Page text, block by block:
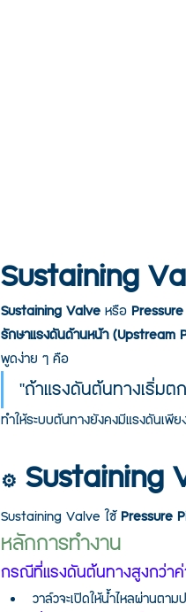
Sustaining
Sustaining Valve หรือ
รักษาแรงดันด้านหน้า (Upstream
พูดง่าย ๆ คือ
“ถ้าแรงดันต้นทางเริ่มต
ทำให้ระบบต้นทางยังคงมีแรงดันเ
⚙️ Sustaining
Sustaining Valve ใช้ Pressure
หลักการทำงาน
กรณีที่แรงดันต้นทางสูงกว่าค่
วาล์วจะเปิดให้น้ำไหลผ่านตาม